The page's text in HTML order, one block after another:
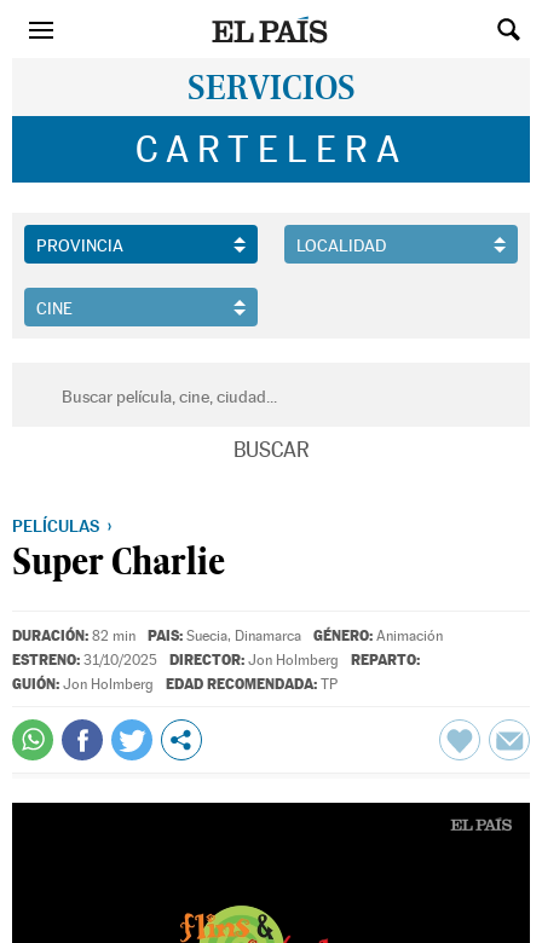
SERVICIOS
CARTELERA
PELÍCULAS
Super Charlie
DURACIÓN: 82 min PAIS: Suecia, Dinamarca GÉNERO: Animación
ESTRENO: 31/10/2025 DIRECTOR: Jon Holmberg
REPARTO:
GUIÓN: Jon Holmberg EDAD RECOMENDADA: TP